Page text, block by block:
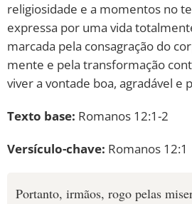
religiosidade e a momentos no
expressa por uma vida
marcada pela consagração do
mente e pela transformação
viver a vontade boa, agradável e
Texto base: Romanos 12:1-2
Versículo-chave: Romanos 12:1
Portanto, irmãos, rogo pelas